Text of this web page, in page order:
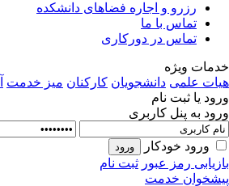
رزرو و اجاره فضاهای دانشکده
تماس با ما
تماس در دورکاری
خدمات ویژه
هیات علمی دانشجویان کارکنان میز خدمت
ورود یا ثبت نام
ورود به پنل کاربری
ورود خودکار
بازیابی رمز عبور ثبت نام
پیشخوان خدمت